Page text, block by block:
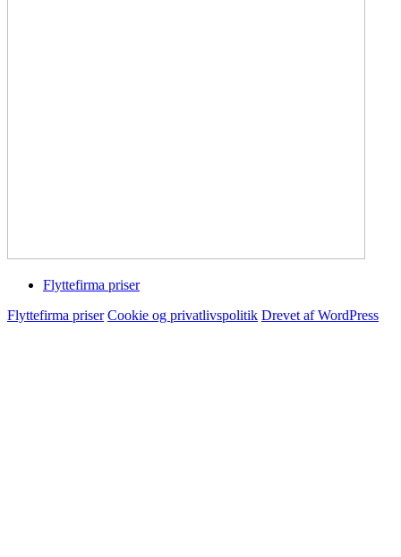
Flyttefirma priser
Flyttefirma priser Cookie og privatlivspolitik Drevet af WordPress